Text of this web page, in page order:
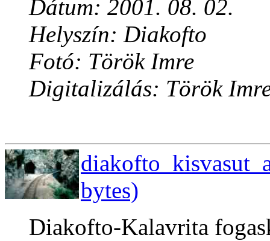
Dátum: 2001. 08. 02.
Helyszín: Diakofto
Fotó: Török Imre
Digitalizálás: Török
bytes)
Diakofto-Kalavrita